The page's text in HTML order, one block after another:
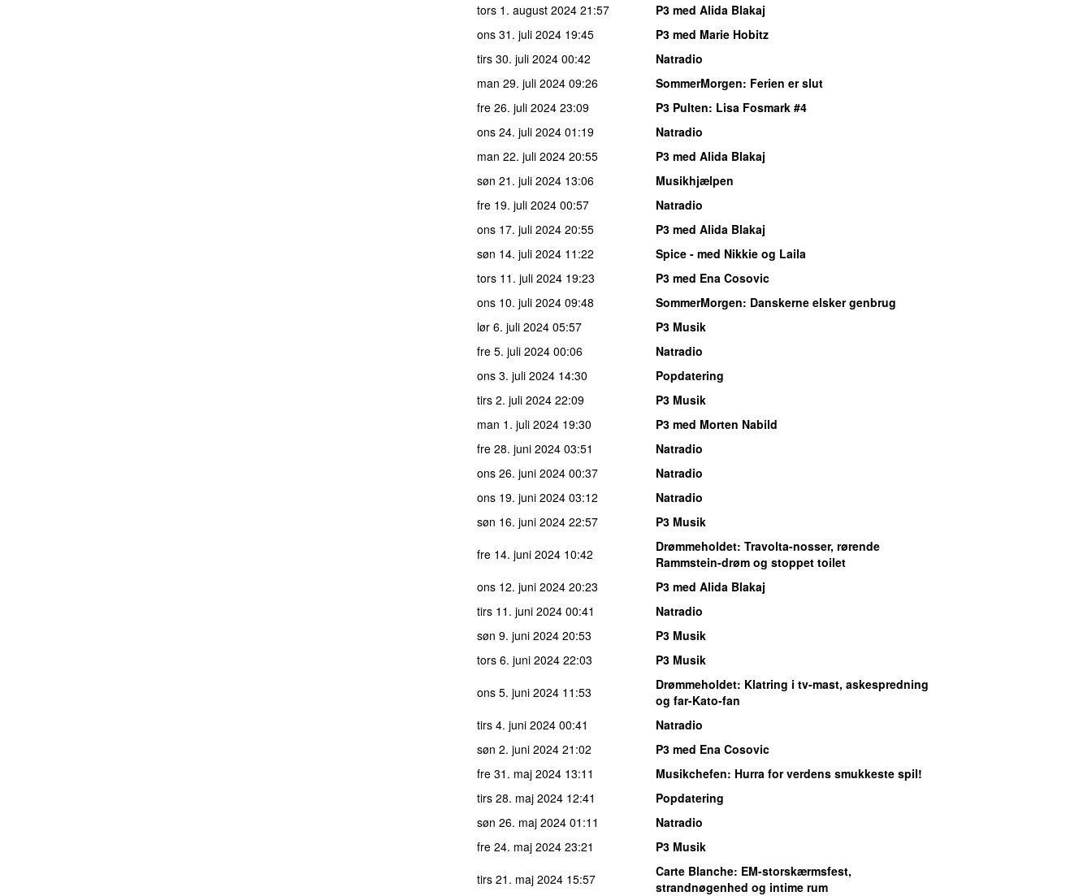
tors 1. august 2024 21:57
P3 med Alida Blakaj
ons 31. juli 2024 19:45
P3 med Marie Hobitz
tirs 30. juli 2024 00:42
Natradio
man 29. juli 2024 09:26 SommerMorgen: Ferien er slut
fre 26. juli 2024 23:09 P3 Pulten: Lisa Fosmark #4
ons 24. juli 2024 01:19
Natradio
man 22. juli 2024 20:55
P3 med Alida Blakaj
søn 21. juli 2024 13:06
Musikhjælpen
fre 19. juli 2024 00:57
Natradio
ons 17. juli 2024 20:55
P3 med Alida Blakaj
søn 14. juli 2024 11:22
Spice - med Nikkie og Laila
tors 11. juli 2024 19:23
P3 med Ena Cosovic
ons 10. juli 2024 09:48 SommerMorgen: Danskerne elsker genbrug
lør 6. juli 2024 05:57
P3 Musik
fre 5. juli 2024 00:06
Natradio
ons 3. juli 2024 14:30
Popdatering
tirs 2. juli 2024 22:09
P3 Musik
man 1. juli 2024 19:30
P3 med Morten Nabild
fre 28. juni 2024 03:51
Natradio
ons 26. juni 2024 00:37
Natradio
ons 19. juni 2024 03:12
Natradio
søn 16. juni 2024 22:57
P3 Musik
fre 14. juni 2024 10:42 Drømmeholdet: Travolta-nosser, rørende
Rammstein-drøm og stoppet toilet
ons 12. juni 2024 20:23
P3 med Alida Blakaj
tirs 11. juni 2024 00:41
Natradio
søn 9. juni 2024 20:53
P3 Musik
tors 6. juni 2024 22:03
P3 Musik
ons 5. juni 2024 11:53 Drømmeholdet: Klatring i tv-mast, askespredning
og far-Kato-fan
tirs 4. juni 2024 00:41
Natradio
søn 2. juni 2024 21:02
P3 med Ena Cosovic
fre 31. maj 2024 13:11 Musikchefen: Hurra for verdens smukkeste spil!
tirs 28. maj 2024 12:41
Popdatering
søn 26. maj 2024 01:11
Natradio
fre 24. maj 2024 23:21
P3 Musik
tirs 21. maj 2024 15:57 Carte Blanche: EM-storskærmsfest,
strandnøgenhed og intime rum